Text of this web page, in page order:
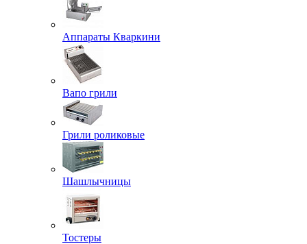
Аппараты Кваркини
Вапо грили
Грили роликовые
Шашлычницы
Тостеры